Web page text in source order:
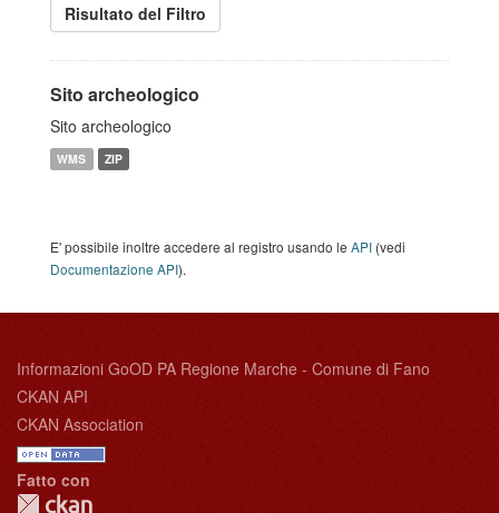
Risultato del Filtro
Sito archeologico
Sito archeologico
WMS ZIP
E' possibile inoltre accedere al registro usando le API (vedi
Documentazione API).
Informazioni GoOD PA Regione Marche - Comune di Fano
CKAN API
CKAN Association
Fatto con